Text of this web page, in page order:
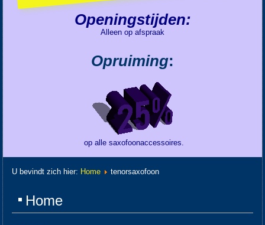
Openingstijden:
Alleen op afspraak
Opruiming:
op alle saxofoonaccessoires.
U bevindt zich hier: Home tenorsaxofoon
Home